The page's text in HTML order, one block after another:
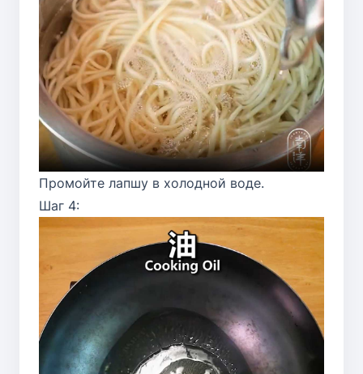
Промойте лапшу в холодной воде.
Шаг 4: